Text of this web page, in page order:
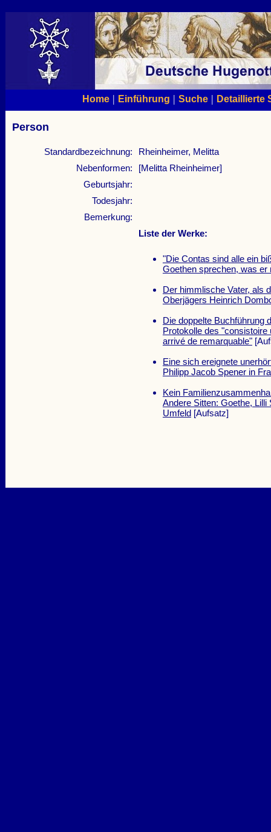
Home| Einführung | Suche| Detaillierte
Person
Standardbezeichnung:
Rheinheimer, Melitta
Nebenformen:
[Melitta Rheinheimer]
Geburtsjahr:
Todesjahr:
Bemerkung:
Liste der Werke:
"Die Contas sind alle ein
Goethen sprechen, was er
Der himmlische Vater, als
Oberjägers Heinrich
Die doppelte Buchführung
Protokolle des
arrivé de remarquable"
Eine sich ereignete
Philipp Jacob Spener in
Kein
Andere Sitten: Goethe,
Umfeld[Aufsatz]